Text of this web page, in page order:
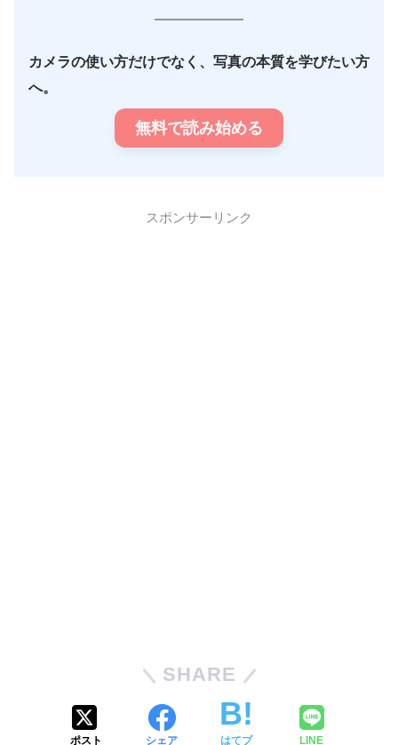
カメラの使い方だけでなく、写真の本質を学びたい方
へ。
無料で読み始める
スポンサーリンク
SHARE
ポスト シェア はてブ LINE